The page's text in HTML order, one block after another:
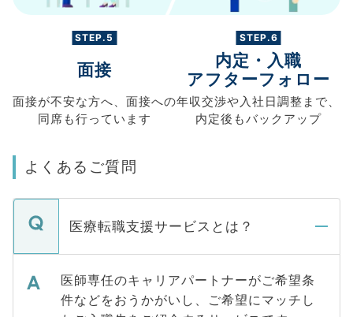
STEP.5
面接
面接が不安な方へ、 面接への
同席も行っています
STEP.6
内定・入職
アフターフォロー
年収交渉や入社日調整まで、
内定後もバックアップ
よくあるご質問
医療転職支援サービスとは？
医師専任のキャリアパートナーがご希望条
件などをおうかがいし、ご希望にマッチし